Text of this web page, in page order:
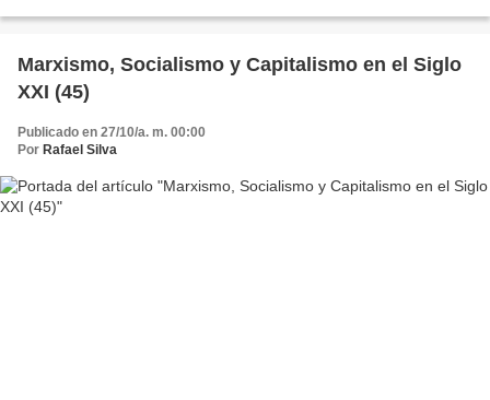
Marxismo, Socialismo y Capitalismo en el Siglo
XXI (45)
Publicado en 27/10/a. m. 00:00
Por Rafael Silva